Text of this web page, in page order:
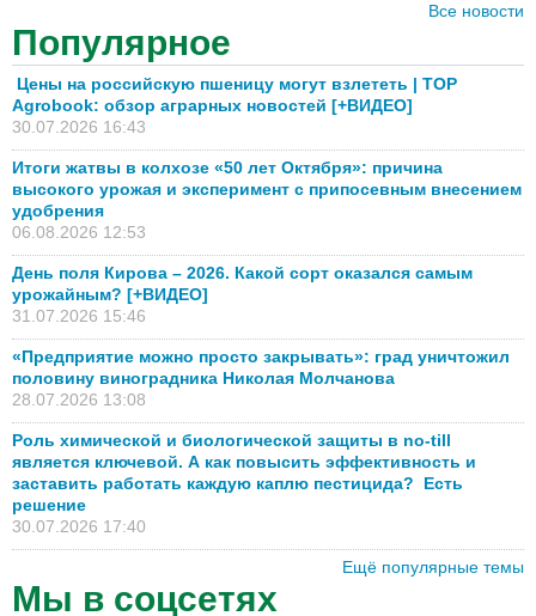
Все новости
Популярное
Цены на российскую пшеницу могут взлететь | TOP
Agrobook: обзор аграрных новостей [+ВИДЕО]
30.07.2026 16:43
Итоги жатвы в колхозе «50 лет Октября»: причина
высокого урожая и эксперимент с припосевным внесением
удобрения
06.08.2026 12:53
День поля Кирова – 2026. Какой сорт оказался самым
урожайным? [+ВИДЕО]
31.07.2026 15:46
«Предприятие можно просто закрывать»: град уничтожил
половину виноградника Николая Молчанова
28.07.2026 13:08
Роль химической и биологической защиты в no-till
является ключевой. А как повысить эффективность и
заставить работать каждую каплю пестицида? Есть
решение
30.07.2026 17:40
Ещё популярные темы
Мы в соцсетях